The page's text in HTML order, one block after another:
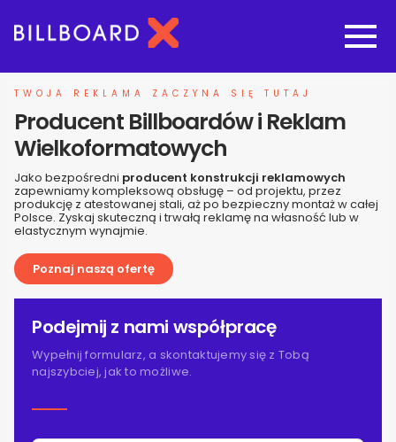
Oferta budowy reklam
Nasze pozostałe usługi
Galeria
O nas
Realizacje
Blog
TWOJA REKLAMA ZACZYNA SIĘ TUTAJ
Producent Billboardów i Reklam
Wielkoformatowych
Jako bezpośredni producent konstrukcji reklamowych
zapewniamy kompleksową obsługę – od projektu, przez
produkcję z atestowanej stali, aż po bezpieczny montaż w całej
Polsce. Zyskaj skuteczną i trwałą reklamę na własność lub w
elastycznym wynajmie.
Poznaj naszą ofertę
Podejmij z nami współpracę
Wypełnij formularz, a skontaktujemy się z Tobą
najszybciej, jak to możliwe.